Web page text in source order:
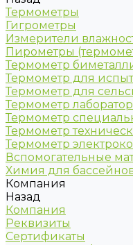
Термометры
Гигрометры
Измерители
Пирометры
Термометр
Термометр для
Термометр для
Термометр
Термометр
Термометр
Термометр
Вспомогательные
Химия для
Компания
Назад
Компания
Реквизиты
Сертификаты